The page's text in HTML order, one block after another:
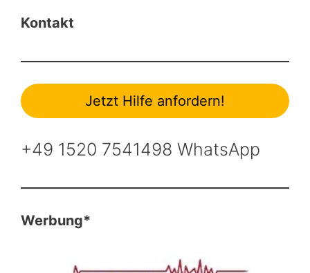
Kontakt
Jetzt Hilfe anfordern!
+49 1520 7541498 WhatsApp
Werbung*